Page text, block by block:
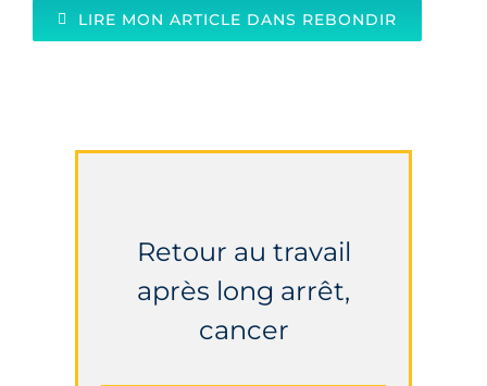
LIRE MON ARTICLE DANS REBONDIR
Retour au travail
après long arrêt,
cancer